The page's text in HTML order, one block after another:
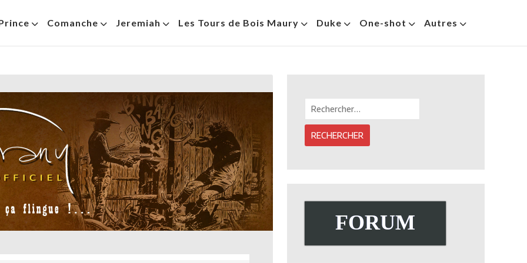
Comanche Jeremiah Les Tours de Bois Maury Duke One-shot Autres
FORUM